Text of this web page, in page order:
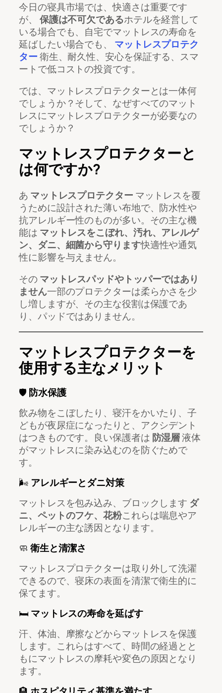
今日の寝具市場では、快適さは重要です
が、 保護は不可欠であるホテルを経営して
いる場合でも、自宅でマットレスの寿命を
延ばしたい場合でも、 マットレスプロテク
ター衛生、耐久性、安心を保証する、スマ
ートで低コストの投資です。
では、マットレスプロテクターとは一体何
でしょうか？そして、なぜすべてのマット
レスにマットレスプロテクターが必要なの
でしょうか？
マットレスプロテクターと
は何ですか?
あ マットレスプロテクター マットレスを覆
うために設計された薄い布地で、防水性や
抗アレルギー性のものが多い。その主な機
能は マットレスをこぼれ、汚れ、アレルゲ
ン、ダニ、細菌から守ります快適性や通気
性に影響を与えません。
その マットレスパッドやトッパーではあり
ません一部のプロテクターは柔らかさを少
し増しますが、その主な役割は保護であ
り、パッドではありません。
マットレスプロテクターを
使用する主なメリット
🛡️ 防水保護
飲み物をこぼしたり、寝汗をかいたり、子
どもが夜尿症になったりと、アクシデント
はつきものです。良い保護者は 防湿層液体
がマットレスに染み込むのを防ぐためで
す。
🌬️ アレルギーとダニ対策
マットレスを包み込み、ブロックします ダ
ニ、ペットのフケ、花粉これらは喘息やア
レルギーの主な誘因となります。
🧼衛生と清潔さ
マットレスプロテクターは取り外して洗濯
できるので、寝床の表面を清潔で衛生的に
保てます。
🛏️ マットレスの寿命を延ばす
汗、体油、摩擦などからマットレスを保護
します。これらはすべて、時間の経過とと
もにマットレスの摩耗や変色の原因となり
ます。